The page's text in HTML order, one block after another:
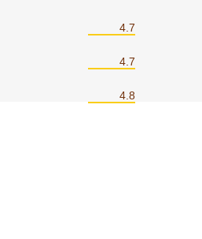
4.7
4.7
4.8